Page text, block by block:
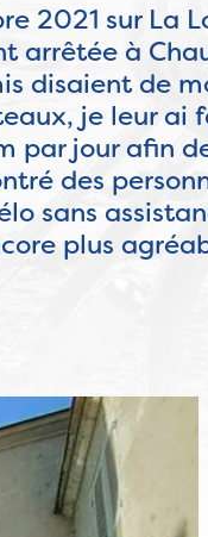
2021 sur La
arrêtée à
disaient de
je leur
par jour afin
des
sans
plus